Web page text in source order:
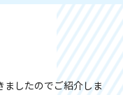
したのでご紹介しま